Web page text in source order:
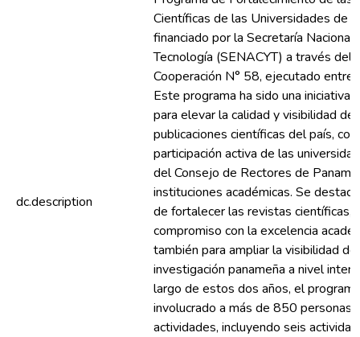
dc.description
Científicas de las Universidades de
financiado por la Secretaría Nacional
Tecnología (SENACYT) a través del
Cooperación N° 58, ejecutado
Este programa ha sido una iniciativa
para elevar la calidad y visibilidad de
publicaciones científicas del país,
participación activa de las
del Consejo de Rectores de
instituciones académicas. Se
de fortalecer las revistas científicas,
compromiso con la excelencia
también para ampliar la visibilidad de
investigación panameña a nivel
largo de estos dos años, el
involucrado a más de 850 personas
actividades, incluyendo seis